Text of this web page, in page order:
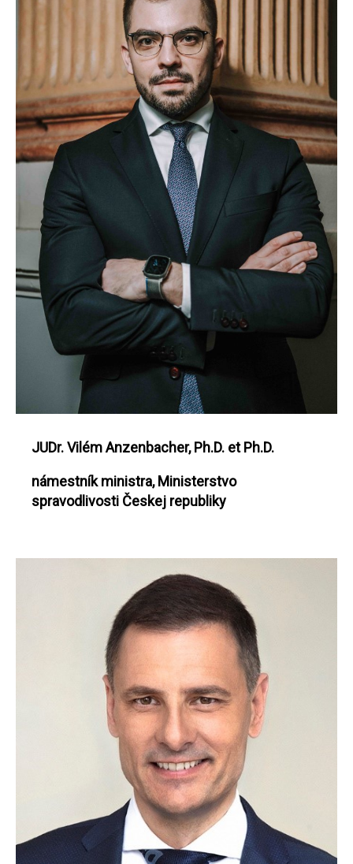
JUDr. Vilém Anzenbacher, Ph.D. et Ph.D.
námestník ministra, Ministerstvo
spravodlivosti Českej republiky